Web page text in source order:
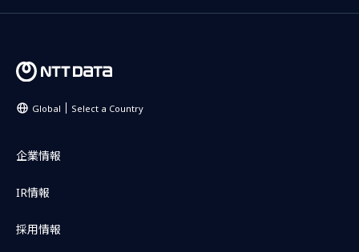
Global Select a Country
企業情報
IR情報
採用情報